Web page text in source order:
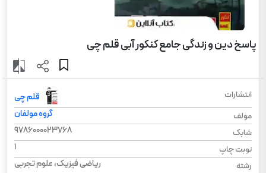
پاسخ دین و زندگی جامع کنکور آبی قلم چی
انتشارات
قلم چی
مولف
گروه مولفان
شابک
9786000023768
نوبت چاپ
1
رشته
ریاضی فیزیک، علوم تجربی